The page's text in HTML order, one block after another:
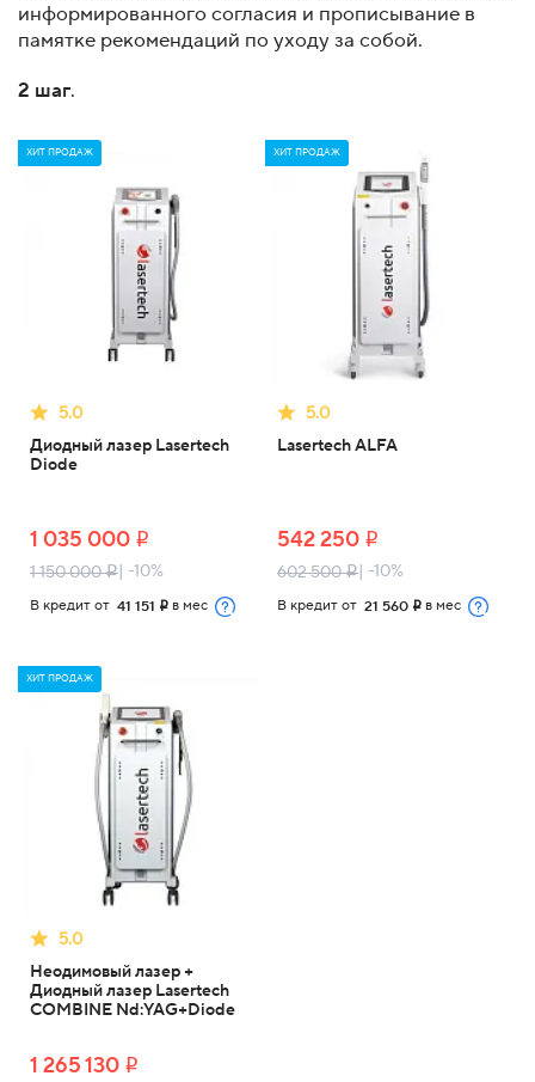
информированного согласия и прописывание в
памятке рекомендаций по уходу за собой.
2 шаг.
ХИТ ПРОДАЖ
5.0
Диодный лазер Lasertech
Diode
1 035 000 i
1 150 000i | -10%
В кредит от 41 151 i в мес
ХИТ ПРОДАЖ
5.0
Lasertech ALFA
542 250 i
602 500i | -10%
В кредит от 21 560 i в мес
ХИТ ПРОДАЖ
5.0
Неодимовый лазер +
Диодный лазер Lasertech
COMBINE Nd:YAG+Diode
1 265 130 i